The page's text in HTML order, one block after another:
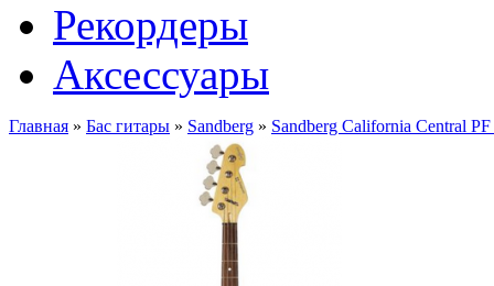
Рекордеры
Аксессуары
Главная » Бас гитары » Sandberg » Sandberg California Central